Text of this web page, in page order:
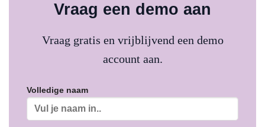
Vraag een demo aan
Vraag gratis en vrijblijvend een demo
account aan.
Volledige naam